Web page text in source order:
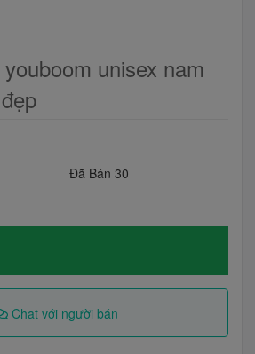
unisex nam
Đã Bán 30
Chat với người bán